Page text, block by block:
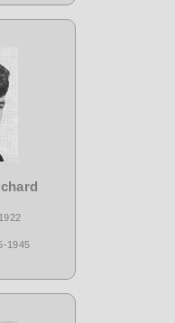
1945